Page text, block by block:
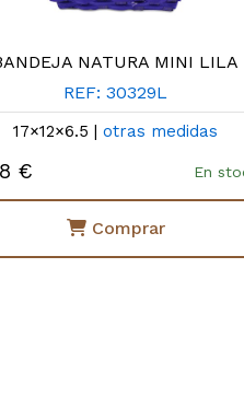
NATURA MINI LILA
REF: 30329L
17×12×6.5 |otras medidas
€ En
Comprar